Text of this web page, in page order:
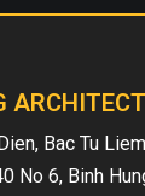
Bac Tu
No 6, Binh